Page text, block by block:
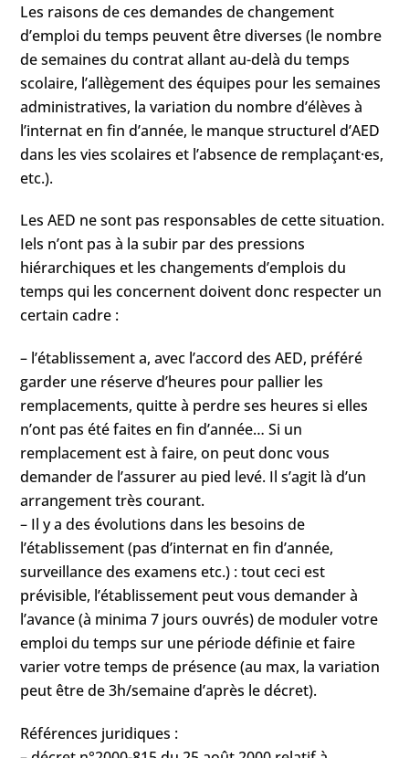
Les raisons de ces demandes de changement
d’emploi du temps peuvent être diverses (le nombre
de semaines du contrat allant au-delà du temps
scolaire, l’allègement des équipes pour les semaines
administratives, la variation du nombre d’élèves à
l’internat en fin d’année, le manque structurel d’AED
dans les vies scolaires et l’absence de remplaçant·es,
etc.).
Les AED ne sont pas responsables de cette situation.
Iels n’ont pas à la subir par des pressions
hiérarchiques et les changements d’emplois du
temps qui les concernent doivent donc respecter un
certain cadre :
– l’établissement a, avec l’accord des AED, préféré
garder une réserve d’heures pour pallier les
remplacements, quitte à perdre ses heures si elles
n’ont pas été faites en fin d’année… Si un
remplacement est à faire, on peut donc vous
demander de l’assurer au pied levé. Il s’agit là d’un
arrangement très courant.
– Il y a des évolutions dans les besoins de
l’établissement (pas d’internat en fin d’année,
surveillance des examens etc.) : tout ceci est
prévisible, l’établissement peut vous demander à
l’avance (à minima 7 jours ouvrés) de moduler votre
emploi du temps sur une période définie et faire
varier votre temps de présence (au max, la variation
peut être de 3h/semaine d’après le décret).
Références juridiques :